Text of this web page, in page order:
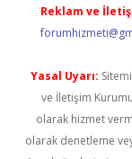
Reklam ve
Yasal Uyarı:
ve İletişim
olarak hizmet
olarak denetleme